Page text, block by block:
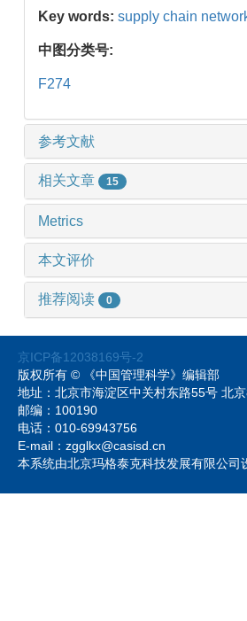
Key words: supply chain
中图分类号:
F274
参考文献
相关文章 15
Metrics
本文评价
推荐阅读 0
京ICP备12038169号-2
版权所有 © 《中国管理科学》编辑部
地址：北京市海淀区中关村东路55号
邮编：100190
电话：010-69943756
E-mail：zgglkx@casisd.cn
本系统由北京玛格泰克科技发展有限公司